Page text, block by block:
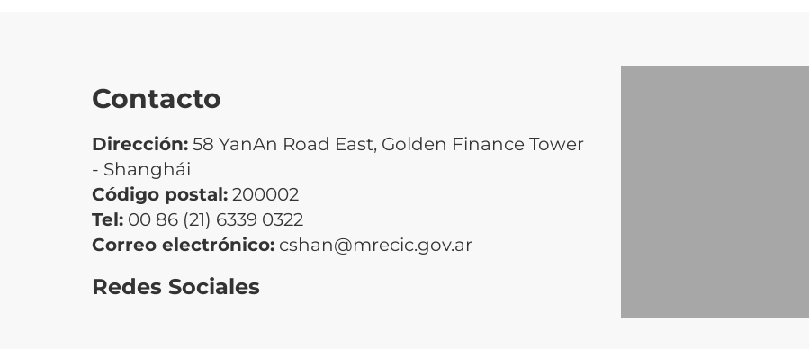
Contacto
Dirección: 58 YanAn Road East, Golden Finance Tower
- Shanghái
Código postal: 200002
Tel: 00 86 (21) 6339 0322
Correo electrónico: cshan@mrecic.gov.ar
Redes Sociales